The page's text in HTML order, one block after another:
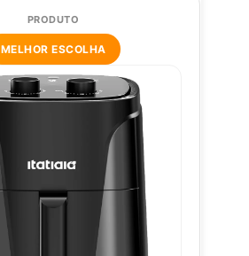
MELHOR ESCOLHA